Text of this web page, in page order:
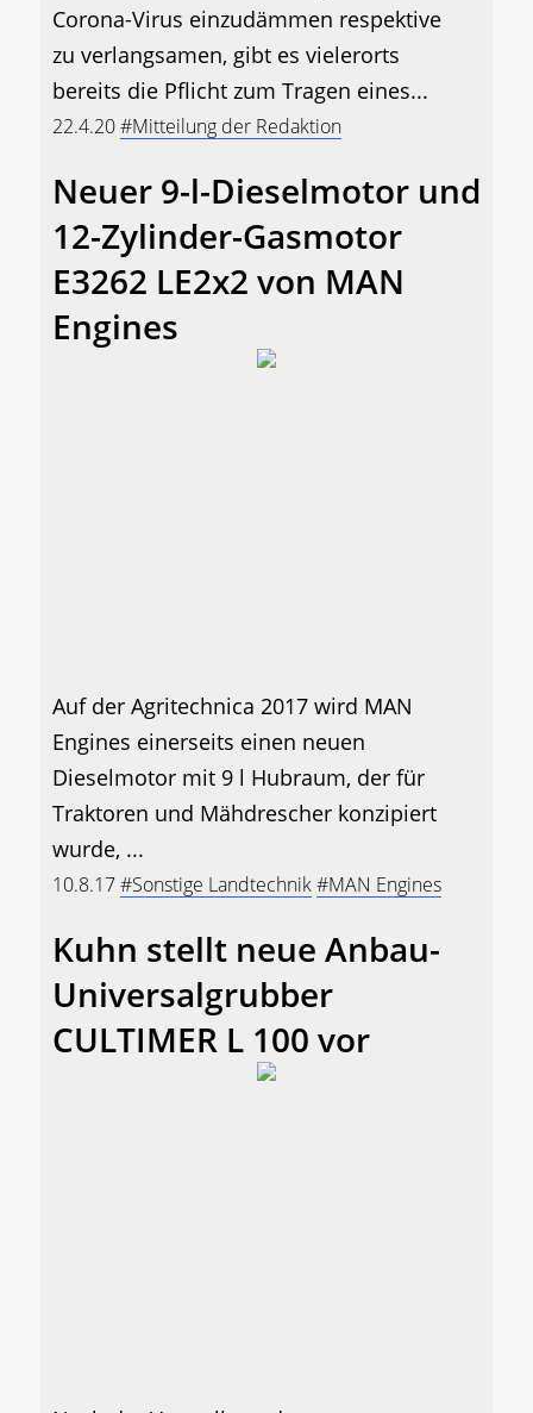
Corona-Virus einzudämmen respektive
zu verlangsamen, gibt es vielerorts
bereits die Pflicht zum Tragen eines...
22.4.20#Mitteilung der Redaktion
Neuer 9-l-Dieselmotor und
12-Zylinder-Gasmotor
E3262 LE2x2 von MAN
Engines
Auf der Agritechnica 2017 wird MAN
Engines einerseits einen neuen
Dieselmotor mit 9 l Hubraum, der für
Traktoren und Mähdrescher konzipiert
wurde, ...
10.8.17#Sonstige Landtechnik#MAN Engines
Kuhn stellt neue Anbau-
Universalgrubber
CULTIMER L 100 vor